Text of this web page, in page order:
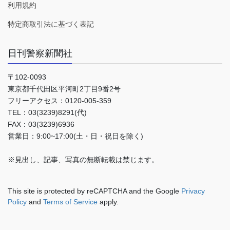
利用規約
特定商取引法に基づく表記
日刊警察新聞社
〒102-0093
東京都千代田区平河町2丁目9番2号
フリーアクセス：0120-005-359
TEL：03(3239)8291(代)
FAX：03(3239)6936
営業日：9:00~17:00(土・日・祝日を除く)
※見出し、記事、写真の無断転載は禁じます。
This site is protected by reCAPTCHA and the Google Privacy
Policy and Terms of Service apply.